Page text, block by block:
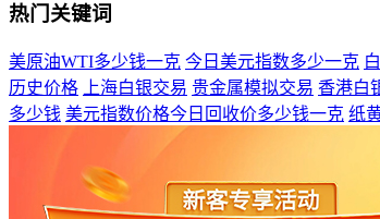
热门关键词
美原油WTI多少钱一克 今日美元指数多少一克
历史价格
上海白银交易 贵金属模拟交易 香港白
多少钱 美元指数价格今日回收价多少钱一克 纸